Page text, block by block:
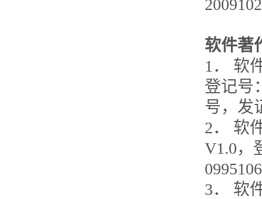
软件著
1． 软
登记号
号，发
2． 软
V1.0，
3． 软